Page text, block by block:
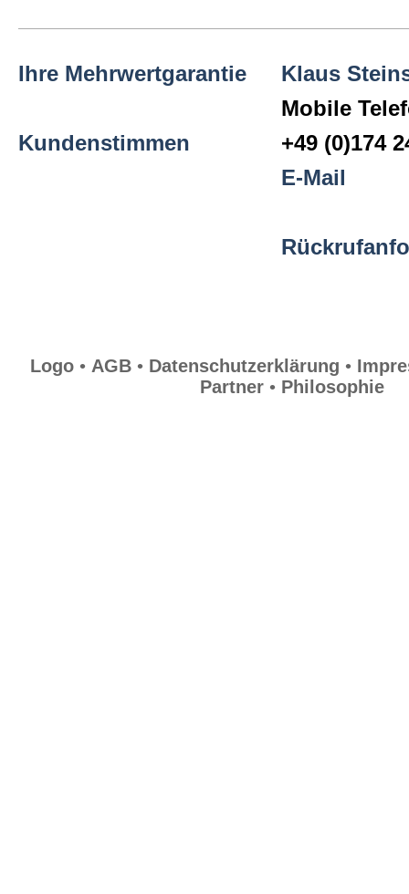
Datenschutzerklärung
Sitemap
Ihre Mehrwertgarantie
Kundenstimmen
Klaus
Mobile
+49 (0)174
E-Mail
Logo• AGB• Datenschutzerklärung •
Partner • Philosophie